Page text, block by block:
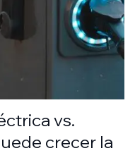
vs.
crecer la